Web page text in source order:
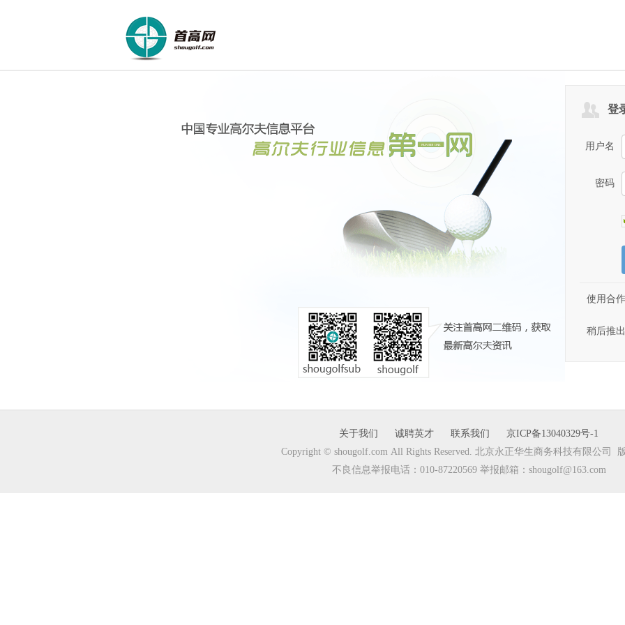
登
用户名
密码
使用合
稍后推出
关于我们 诚聘英才 联系我们
京ICP备13040329号-1
Copyright © shougolf.com All Rights Reserved. 北京永正华生商务科技有限公司
不良信息举报电话：010-87220569 举报邮箱：shougolf@163.com